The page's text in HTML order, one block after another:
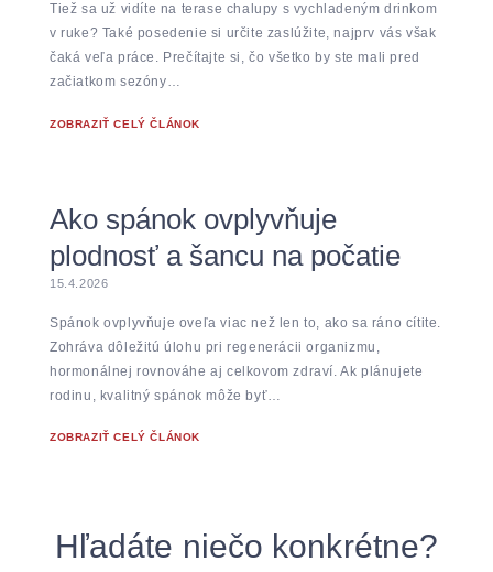
Tiež sa už vidíte na terase chalupy s vychladeným drinkom
v ruke? Také posedenie si určite zaslúžite, najprv vás však
čaká veľa práce. Prečítajte si, čo všetko by ste mali pred
začiatkom sezóny…
ZOBRAZIŤ CELÝ ČLÁNOK
Ako spánok ovplyvňuje
plodnosť a šancu na počatie
15.4.2026
Spánok ovplyvňuje oveľa viac než len to, ako sa ráno cítite.
Zohráva dôležitú úlohu pri regenerácii organizmu,
hormonálnej rovnováhe aj celkovom zdraví. Ak plánujete
rodinu, kvalitný spánok môže byť…
ZOBRAZIŤ CELÝ ČLÁNOK
Hľadáte niečo konkrétne?